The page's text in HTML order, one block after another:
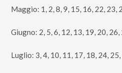
Maggio: 1, 2, 8, 9, 15, 16, 22, 23,
Giugno: 2, 5, 6, 12, 13, 19, 20, 26,
Luglio: 3, 4, 10, 11, 17, 18, 24, 25,